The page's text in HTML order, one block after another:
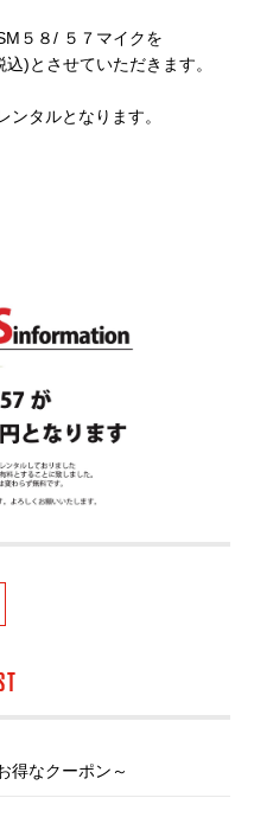
５８/ ５７マイクを
)とさせていただきます。
タルとなります。
得なクーポン～